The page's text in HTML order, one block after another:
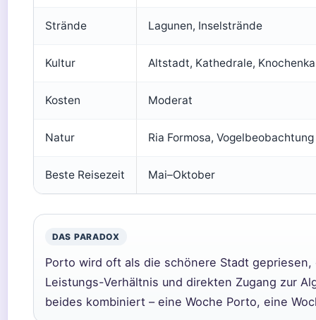
Strände Lagunen, Inselstrände
Kultur Altstadt, Kathedrale,
Kosten Moderat
Natur Ria Formosa, Vogelbeobachtung
Beste Reisezeit Mai–Oktober
DAS PARADOX
Porto wird oft als die schönere Stadt
Leistungs-Verhältnis und direkten Zugang zur
beides kombiniert – eine Woche Porto, eine